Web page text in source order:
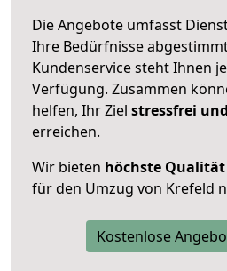
Die Angebote umfasst
Ihre Bedürfnisse
Kundenservice steht Ihnen
Verfügung. Zusammen
helfen, Ihr Ziel stressfrei
erreichen.
Wir bieten höchste Qualität
für den Umzug von Krefeld
Kostenlose